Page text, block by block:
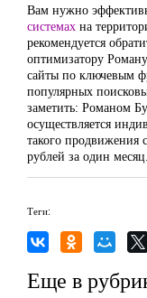
Вам нужно
системах на
рекомендуется
оптимизатору
сайты по ключевым
популярных
заметить: Романом
осуществляется
такого продвижения
рублей за один месяц.
Теги:
Еще в